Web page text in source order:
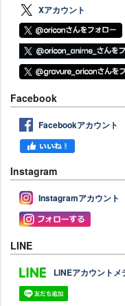
Xアカウント
Facebook
Facebookアカウント
Instagram
Instagramアカウント
LINE
LINEアカウントメ